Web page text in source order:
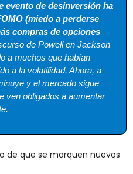
evento de desinversión ha
(miedo a perderse
compras de opciones
de Powell en Jackson
a muchos que habían
a la volatilidad. Ahora, a
y el mercado sigue
ven obligados a aumentar
de que se marquen nuevos